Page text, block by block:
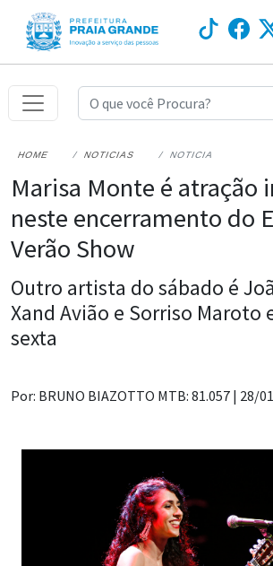
HOME NOTICIAS NOTICIA
Marisa Monte é atração
neste encerramento do
Verão Show
Outro artista do sábado é
Xand Avião e Sorriso Maroto
sexta
Por: BRUNO BIAZOTTO MTB: 81.057 | 28/